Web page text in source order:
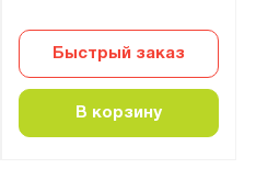
Быстрый заказ
В корзину